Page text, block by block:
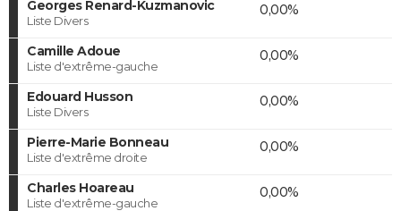
Georges Renard-Kuzmanovic
Liste Divers
0,00%
Camille Adoue
Liste d'extrême-gauche
0,00%
Edouard Husson
Liste Divers
0,00%
Pierre-Marie Bonneau
Liste d'extrême droite
0,00%
Charles Hoareau
Liste d'extrême-gauche
0,00%